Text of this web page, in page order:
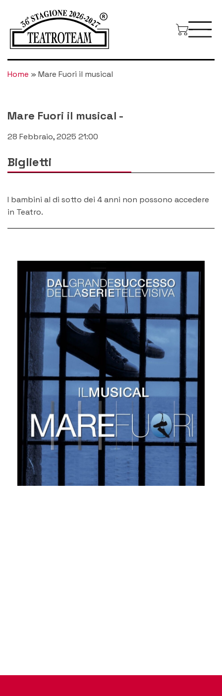
Home » Mare Fuori il musical
Mare Fuori il musical -
28 Febbraio, 2025 21:00
Biglietti
I bambini al di sotto dei 4 anni non possono accedere
in Teatro.